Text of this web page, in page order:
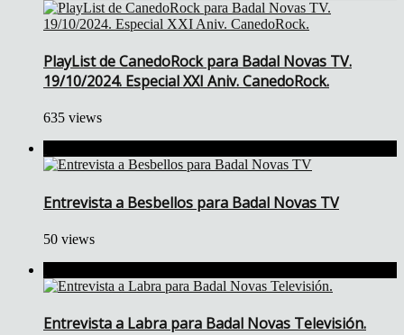
PlayList de CanedoRock para Badal Novas TV.
19/10/2024. Especial XXI Aniv. CanedoRock.
635 views
Entrevista a Besbellos para Badal Novas TV
50 views
Entrevista a Labra para Badal Novas Televisión.